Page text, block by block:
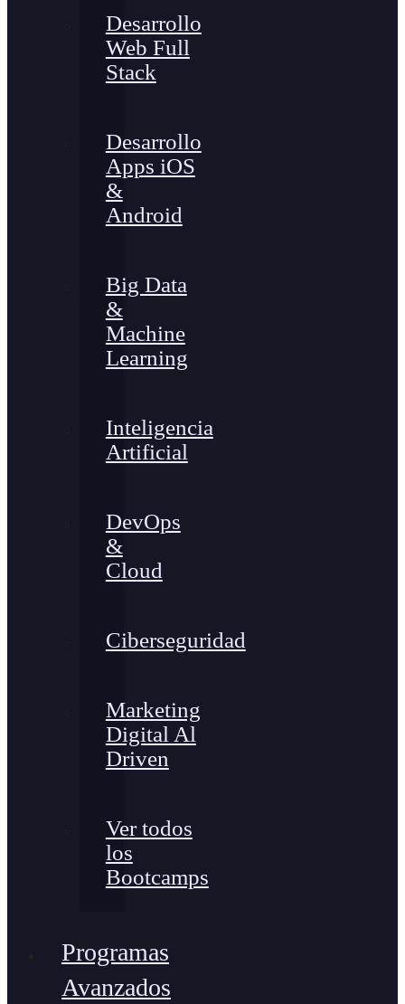
Desarrollo
Web Full
Stack
Desarrollo
Apps iOS
&
Android
Big Data
&
Machine
Learning
Inteligencia
Artificial
DevOps
&
Cloud
Ciberseguridad
Marketing
Digital Al
Driven
Ver todos
los
Bootcamps
Programas
Avanzados